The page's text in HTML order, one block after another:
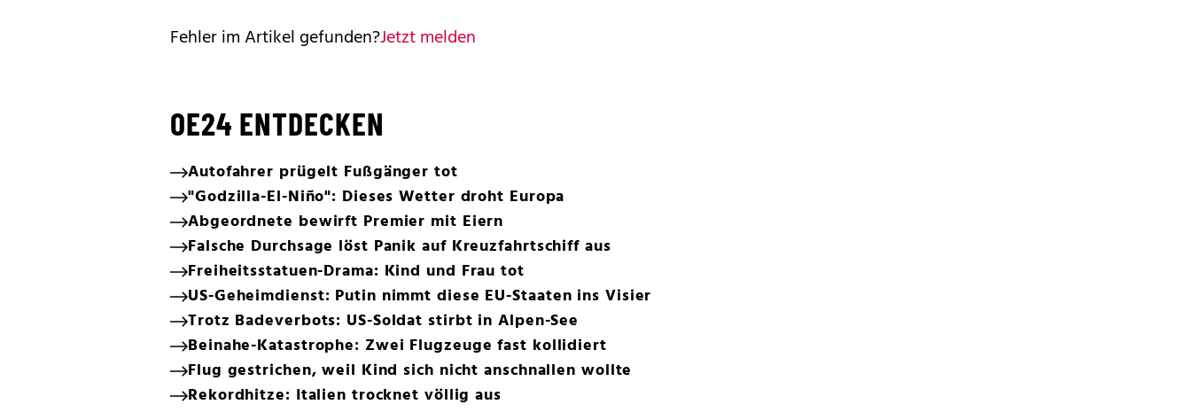
Fehler im Artikel gefunden?Jetzt melden
OE24 ENTDECKEN
Autofahrer prügelt Fußgänger tot
"Godzilla-El-Niño": Dieses Wetter droht Europa
Abgeordnete bewirft Premier mit Eiern
Falsche Durchsage löst Panik auf Kreuzfahrtschiff aus
Freiheitsstatuen-Drama: Kind und Frau tot
US-Geheimdienst: Putin nimmt diese EU-Staaten ins Visier
Trotz Badeverbots: US-Soldat stirbt in Alpen-See
Beinahe-Katastrophe: Zwei Flugzeuge fast kollidiert
Flug gestrichen, weil Kind sich nicht anschnallen wollte
Rekordhitze: Italien trocknet völlig aus